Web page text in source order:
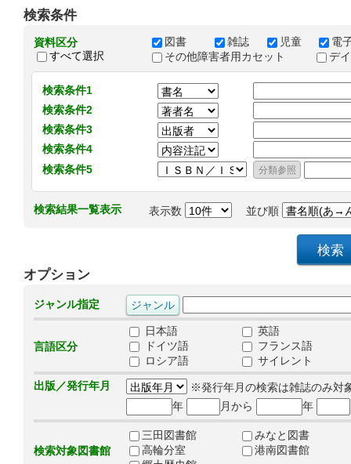
検索条件
資料区分
すべて選択
図書 雑誌 児童
電
その他障害者用カセット
デ
検索条件1
検索条件2
検索条件3
検索条件4
検索条件5
検索結果一覧表示 表示数 並び順
オプション
ジャンル指定
言語区分
日本語
英語
ドイツ語
フランス語
ロシア語
サイレント
出版／発行年月
※発行年月の検索は雑誌のみ対
年
月から 年
検索対象図書館
三田図書館
みなと図書
高輪分室
港南図書館